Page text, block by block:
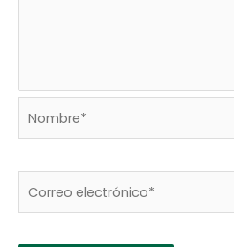
electrónico*